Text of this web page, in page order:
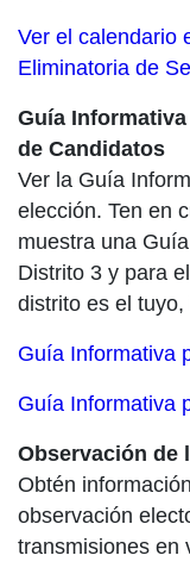
Ver el calendario
Eliminatoria de
Guía
de Candidatos
Ver la Guía
elección. Ten en
muestra una
Distrito 3 y para
distrito es el tuyo,
Guía Informativa
Guía Informativa
Observación de
Obtén
observación
transmisiones en